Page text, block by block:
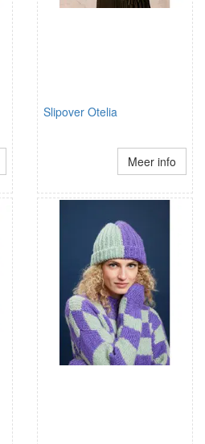
Slipover Otelia
Meer info